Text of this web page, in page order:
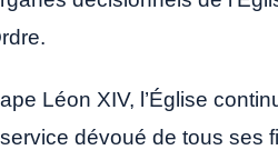
Léon XIV, l’Église
dévoué de tous ses